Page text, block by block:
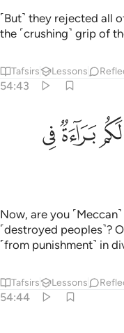
˹But˺ they rejected all
the ˹crushing˺ grip of
Tafsirs Lessons
54:43
٤٣
فِى ٱلزُّبُرِ ٤٣
ﲴﲵﲶ
Now, are you
˹destroyed peoples˺?
˹from punishment˺ in
Tafsirs Lessons
54:44